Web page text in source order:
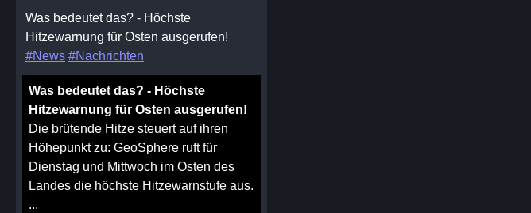
Was bedeutet das? - Höchste
Hitzewarnung für Osten ausgerufen!
#News #Nachrichten
Was bedeutet das? - Höchste
Hitzewarnung für Osten ausgerufen!
Die brütende Hitze steuert auf ihren
Höhepunkt zu: GeoSphere ruft für
Dienstag und Mittwoch im Osten des
Landes die höchste Hitzewarnstufe aus.
...